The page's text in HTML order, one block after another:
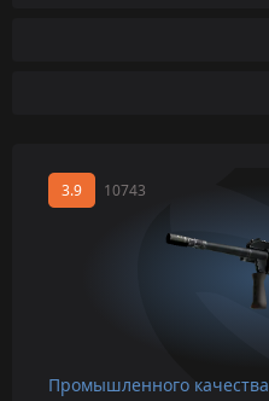
3.9 10743
Промышленного качества